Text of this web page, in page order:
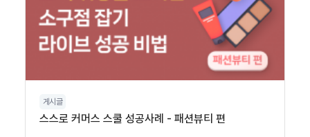
게시글
스스로 커머스 스쿨 성공사례 - 패션뷰티 편